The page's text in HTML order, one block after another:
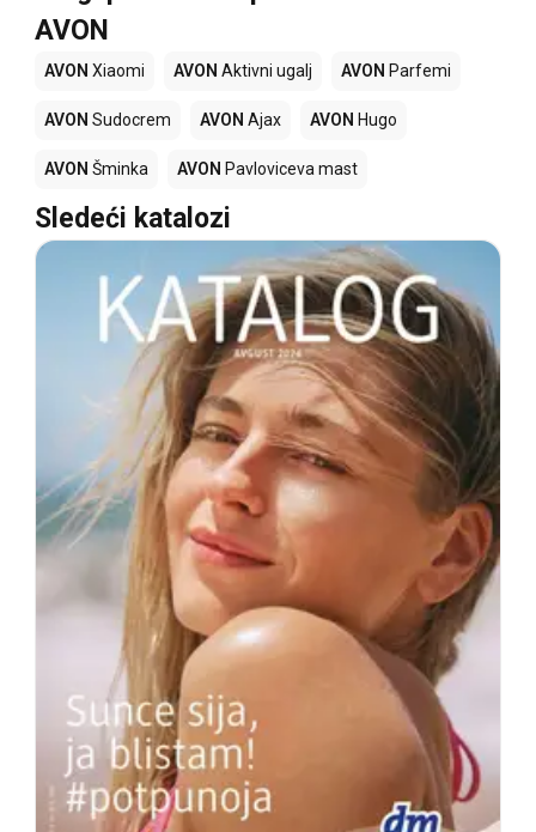
AVON
AVON Xiaomi AVON Aktivni ugalj AVON Parfemi
AVON Sudocrem AVON Ajax AVON Hugo
AVON Šminka AVON Pavloviceva mast
Sledeći katalozi